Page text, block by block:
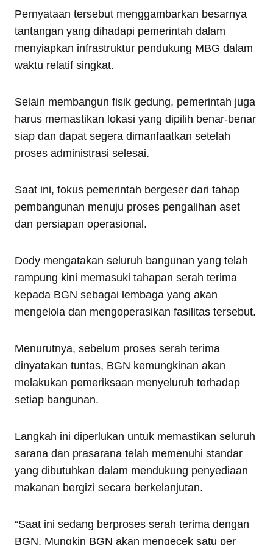
Pernyataan tersebut menggambarkan besarnya
tantangan yang dihadapi pemerintah dalam
menyiapkan infrastruktur pendukung MBG dalam
waktu relatif singkat.
Selain membangun fisik gedung, pemerintah juga
harus memastikan lokasi yang dipilih benar-benar
siap dan dapat segera dimanfaatkan setelah
proses administrasi selesai.
Saat ini, fokus pemerintah bergeser dari tahap
pembangunan menuju proses pengalihan aset
dan persiapan operasional.
Dody mengatakan seluruh bangunan yang telah
rampung kini memasuki tahapan serah terima
kepada BGN sebagai lembaga yang akan
mengelola dan mengoperasikan fasilitas tersebut.
Menurutnya, sebelum proses serah terima
dinyatakan tuntas, BGN kemungkinan akan
melakukan pemeriksaan menyeluruh terhadap
setiap bangunan.
Langkah ini diperlukan untuk memastikan seluruh
sarana dan prasarana telah memenuhi standar
yang dibutuhkan dalam mendukung penyediaan
makanan bergizi secara berkelanjutan.
“Saat ini sedang berproses serah terima dengan
BGN. Mungkin BGN akan mengecek satu per